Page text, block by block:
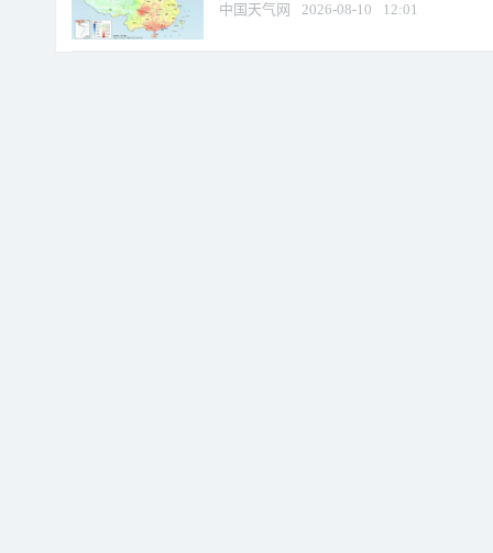
中国天气网 2026-08-10 12:01